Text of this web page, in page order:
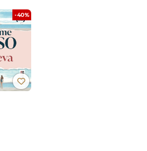
-40%